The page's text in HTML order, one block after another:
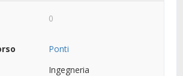
0
Ponti
Ingegneria